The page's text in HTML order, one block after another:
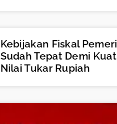
Kebijakan Fiskal
Sudah Tepat Demi
Nilai Tukar Rupiah